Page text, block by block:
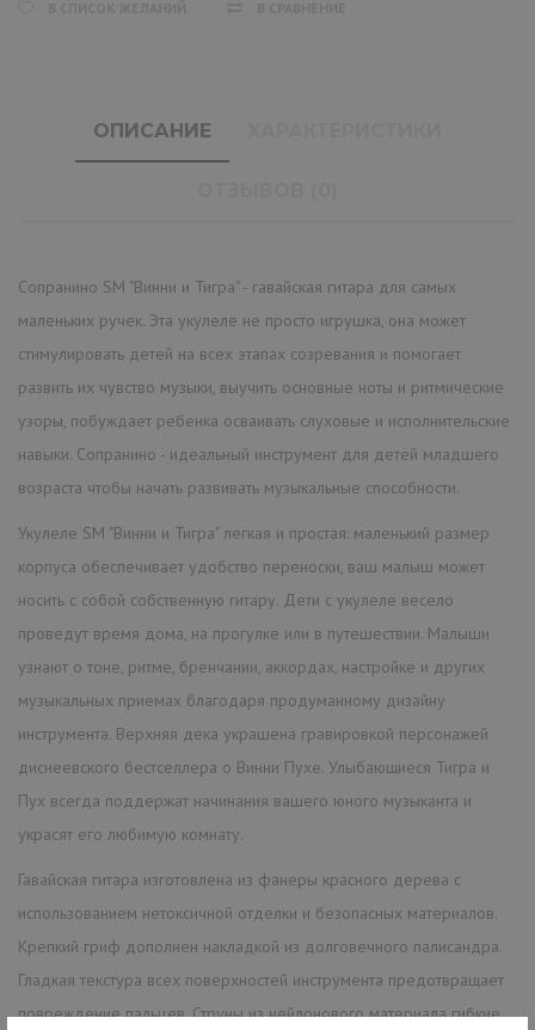
ОПИСАНИЕ
Сопранино SM "Винни и Тигра" - гавайская гитара для самых
маленьких ручек. Эта укулеле не просто игрушка, она может
стимулировать детей на всех этапах созревания и помогает
развить их чувство музыки, выучить основные ноты и ритмические
узоры, побуждает ребенка осваивать слуховые и исполнительские
навыки. Сопранино - идеальный инструмент для детей младшего
возраста чтобы начать развивать музыкальные способности.
Укулеле SM "Винни и Тигра" легкая и простая: маленький размер
корпуса обеспечивает удобство переноски, ваш малыш может
носить с собой собственную гитару. Дети с укулеле весело
проведут время дома, на прогулке или в путешествии. Малыши
узнают о тоне, ритме, бренчании, аккордах, настройке и других
музыкальных приемах благодаря продуманному дизайну
инструмента. Верхняя дека украшена гравировкой персонажей
диснеевского бестселлера о Винни Пухе. Улыбающиеся Тигра и
Пух всегда поддержат начинания вашего юного музыканта и
украсят его любимую комнату.
Гавайская гитара изготовлена из фанеры красного дерева с
использованием нетоксичной отделки и безопасных материалов.
Крепкий гриф дополнен накладкой из долговечного палисандра.
Гладкая текстура всех поверхностей инструмента предотвращает
повреждение пальцев. Струны из нейлонового материала гибкие,